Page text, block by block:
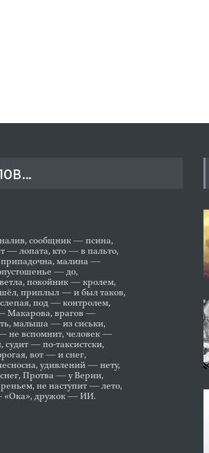
сообщник — псина,
— лопата, кто — в пальто,
малина —
— до,
покойник — кролем,
приплыл — и был таков,
под — контролем,
Макарова, врагов —
малыша — из сиськи,
не вспомнит, человек —
судит — по-таксистски,
вот — и снег,
удивлений — нету,
Протва — у Верии,
не наступит — лето,
«Ока», дружок — ИИ.